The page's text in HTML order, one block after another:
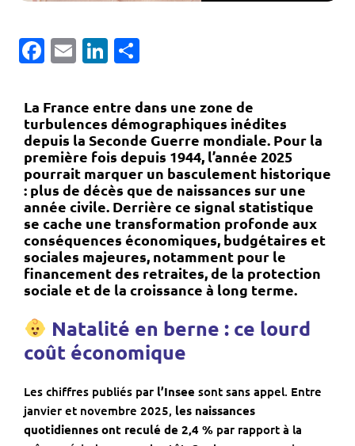
Facebook
EmailLinkedIn
La France entre dans une zone de
turbulences démographiques inédites
depuis la Seconde Guerre mondiale. Pour la
première fois depuis 1944, l’année 2025
pourrait marquer un basculement historique
: plus de décès que de naissances sur une
année civile. Derrière ce signal statistique
se cache une transformation profonde aux
conséquences économiques, budgétaires et
sociales majeures, notamment pour le
financement des retraites, de la protection
sociale et de la croissance à long terme.
Natalité en berne : ce lourd
coût économique
Les chiffres publiés par l’Insee sont sans appel. Entre
janvier et novembre 2025, les naissances
quotidiennes ont reculé de 2,4 % par rapport à la